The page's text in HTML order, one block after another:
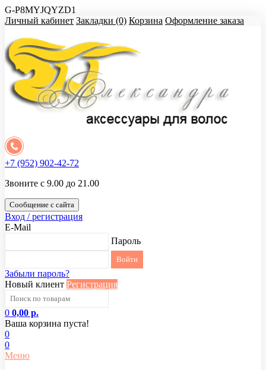
G-P8MYJQYZD1
Личный кабинет Закладки (0) Корзина Оформление заказа
+7 (952) 902-42-72
Звоните с 9.00 до 21.00
Сообщение с сайта
Вход / регистрация
E-Mail
Пароль
Забыли пароль?
Новый клиент Регистрация
0 0,00 р.
Ваша корзина пуста!
0
0
Меню